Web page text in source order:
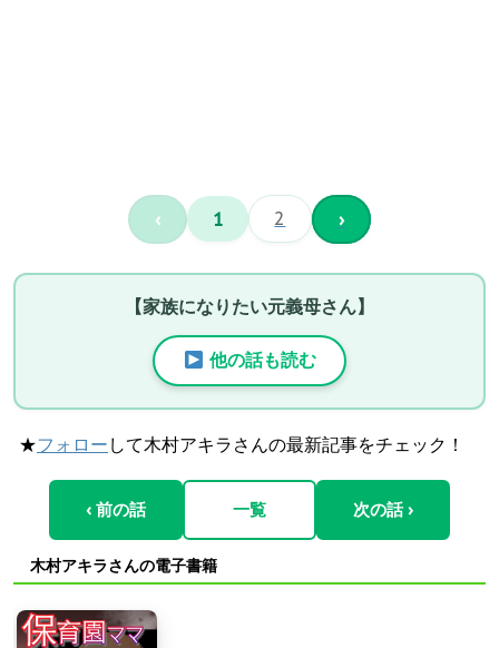
‹ 1 2 ›
【家族になりたい元義母さん】
他の話も読む
★フォロー して木村アキラさんの最新記事をチェック！
‹ 前の話 一覧 次の話 ›
木村アキラさんの電子書籍